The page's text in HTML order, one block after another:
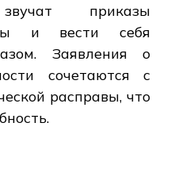
приказы
и вести себя
Заявления о
сочетаются с
расправы, что